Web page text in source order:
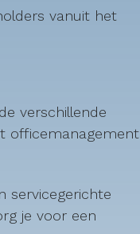
vanuit het
verschillende
officemanagement
servicegerichte
je voor een